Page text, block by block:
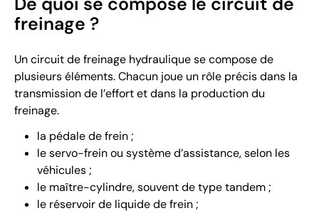
freinage ?
Un circuit de freinage hydraulique se compose de
plusieurs éléments. Chacun joue un rôle précis dans la
transmission de l’effort et dans la production du
freinage.
la pédale de frein ;
le servo-frein ou système d’assistance, selon les
véhicules ;
le maître-cylindre, souvent de type tandem ;
le réservoir de liquide de frein ;